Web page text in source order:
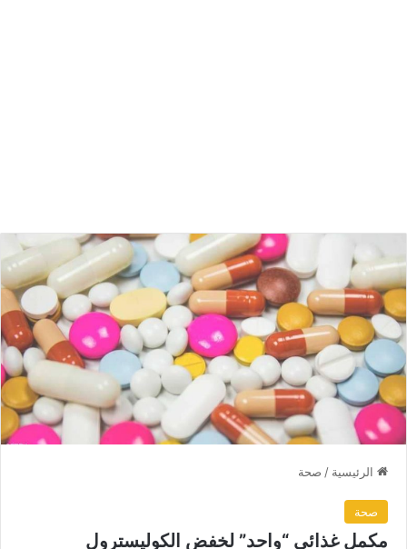
الرئيسية / صحة
صحة
مكمل غذائي “واحد” لخفض الكوليسترول